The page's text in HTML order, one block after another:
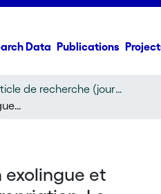
Data Publications
Article de recherche (journal article)
Communication exolingue et contextes d'appropriation: Le continuum acquisition/apprentissage
et